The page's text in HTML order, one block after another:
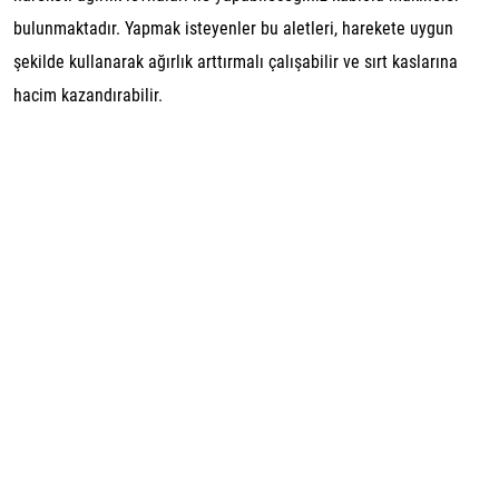
bulunmaktadır. Yapmak isteyenler bu aletleri, harekete uygun
şekilde kullanarak ağırlık arttırmalı çalışabilir ve sırt kaslarına
hacim kazandırabilir.